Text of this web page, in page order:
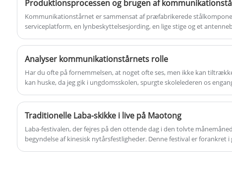
Produktionsprocessen og brugen af
Kommunikationstårnet er sammensat af præfabrikerede
serviceplatform, en lynbeskyttelsesjording, en lige stige og et
Analyser kommunikationstårnets rolle
Har du ofte på fornemmelsen, at noget ofte ses, men ikke kan
kan huske, da jeg gik i ungdomsskolen, spurgte skolelederen os
Traditionelle Laba-skikke i live på Maotong
Laba-festivalen, der fejres på den ottende dag i den tolvte
begyndelse af kinesisk nytårsfestligheder. Denne festival er forankret i